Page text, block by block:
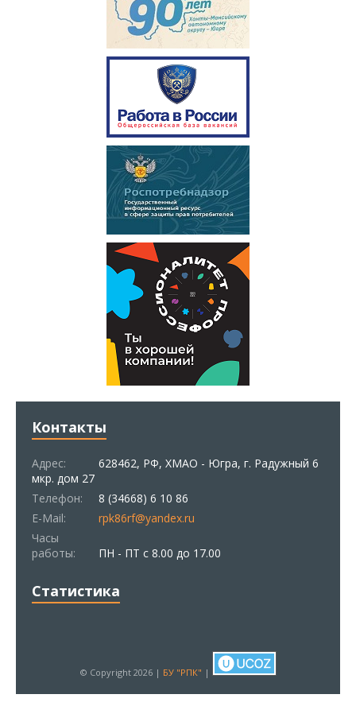
Контакты
Адрес:
628462, РФ, ХМАО - Югра, г. Радужный 6
мкр. дом 27
Телефон:
8 (34668) 6 10 86
E-Mail:
rpk86rf@yandex.ru
Часы
работы:
ПН - ПТ с 8.00 до 17.00
Статистика
© Copyright 2026 | БУ "РПК" |